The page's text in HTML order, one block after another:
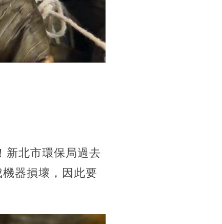
新北市環保局過去
器損壞，因此要